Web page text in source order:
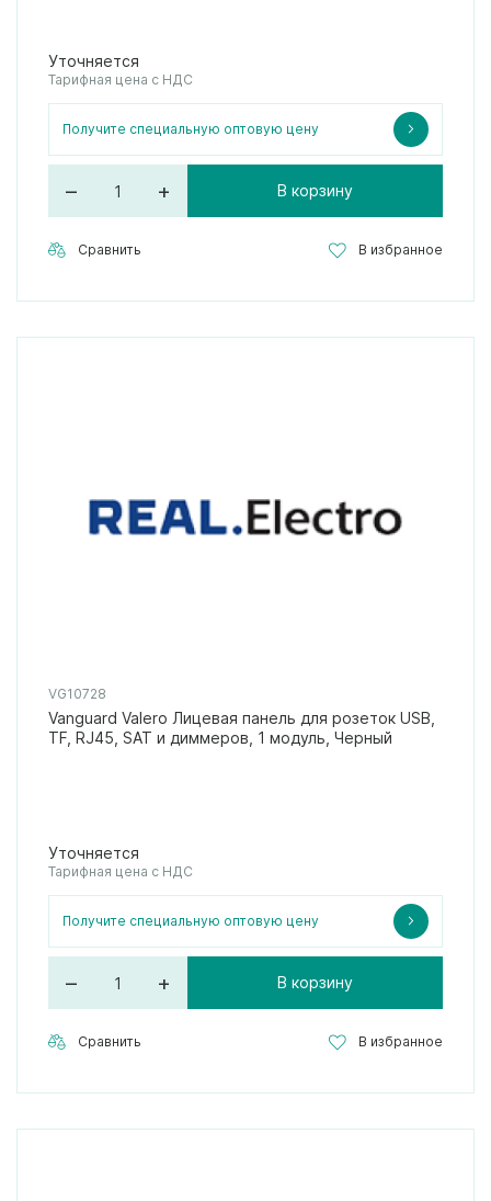
Уточняется
Тарифная цена с НДС
Получите специальную оптовую цену
– + В корзину
Сравнить В избранное
VG10728
Vanguard Valero Лицевая панель для розеток USB,
TF, RJ45, SAT и диммеров, 1 модуль, Черный
Уточняется
Тарифная цена с НДС
Получите специальную оптовую цену
– + В корзину
Сравнить В избранное